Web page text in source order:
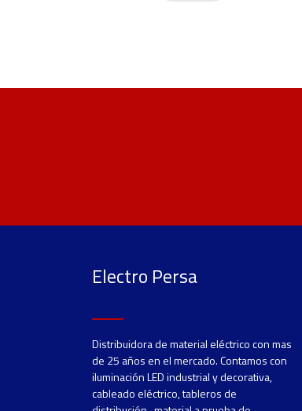
Electro Persa
Distribuidora de material eléctrico con mas
de 25 años en el mercado. Contamos con
iluminación LED industrial y decorativa,
cableado eléctrico, tableros de